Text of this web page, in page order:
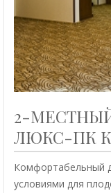
2-
ЛЮКС-ПК
Комфортабельный
условиями для